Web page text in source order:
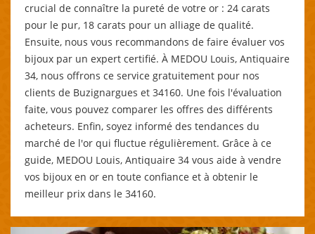
crucial de connaître la pureté de votre or : 24 carats
pour le pur, 18 carats pour un alliage de qualité.
Ensuite, nous vous recommandons de faire évaluer vos
bijoux par un expert certifié. À MEDOU Louis, Antiquaire
34, nous offrons ce service gratuitement pour nos
clients de Buzignargues et 34160. Une fois l'évaluation
faite, vous pouvez comparer les offres des différents
acheteurs. Enfin, soyez informé des tendances du
marché de l'or qui fluctue régulièrement. Grâce à ce
guide, MEDOU Louis, Antiquaire 34 vous aide à vendre
vos bijoux en or en toute confiance et à obtenir le
meilleur prix dans le 34160.